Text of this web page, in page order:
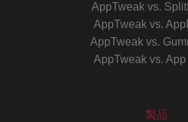
AppTweak vs.
AppTweak vs.
AppTweak vs.
AppTweak vs.
製品